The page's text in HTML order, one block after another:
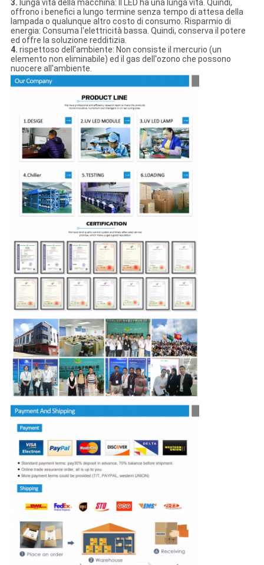
3. lunga vita della macchina: Il LED ha una lunga vita. Quindi,
offrono i benefici a lungo termine senza tempo di attesa della
lampada o qualunque altro costo di consumo. Risparmio di
energia: Consuma l'elettricità bassa. Quindi, conserva il potere
ed offre la soluzione redditizia.
4. rispettoso dell'ambiente: Non consiste il mercurio (un
elemento non eliminabile) ed il gas dell'ozono che possono
nuocere all'ambiente.